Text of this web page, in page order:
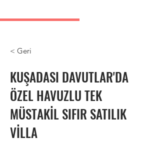
< Geri
KUŞADASI DAVUTLAR'DA
ÖZEL HAVUZLU TEK
MÜSTAKİL SIFIR SATILIK
VİLLA